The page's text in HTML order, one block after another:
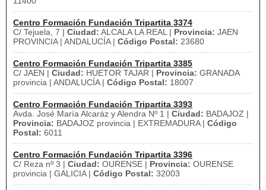
Centro Formación Fundación Tripartita 3374
C/ Tejuela, 7 | Ciudad: ALCALA LA REAL | Provincia: JAEN
PROVINCIA | ANDALUCÍA | Código Postal: 23680
Centro Formación Fundación Tripartita 3385
C/ JAEN | Ciudad: HUETOR TAJAR | Provincia: GRANADA
provincia | ANDALUCÍA | Código Postal: 18007
Centro Formación Fundación Tripartita 3393
Avda. José María Alcaráz y Alendra Nº 1 | Ciudad: BADAJOZ |
Provincia: BADAJOZ provincia | EXTREMADURA | Código
Postal: 6011
Centro Formación Fundación Tripartita 3396
C/ Reza nº 3 | Ciudad: OURENSE | Provincia: OURENSE
provincia | GALICIA | Código Postal: 32003